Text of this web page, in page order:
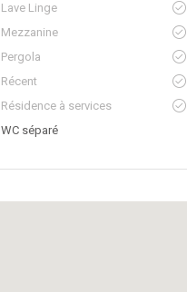
Lave Linge
Mezzanine
Pergola
Récent
Résidence à services
WC séparé